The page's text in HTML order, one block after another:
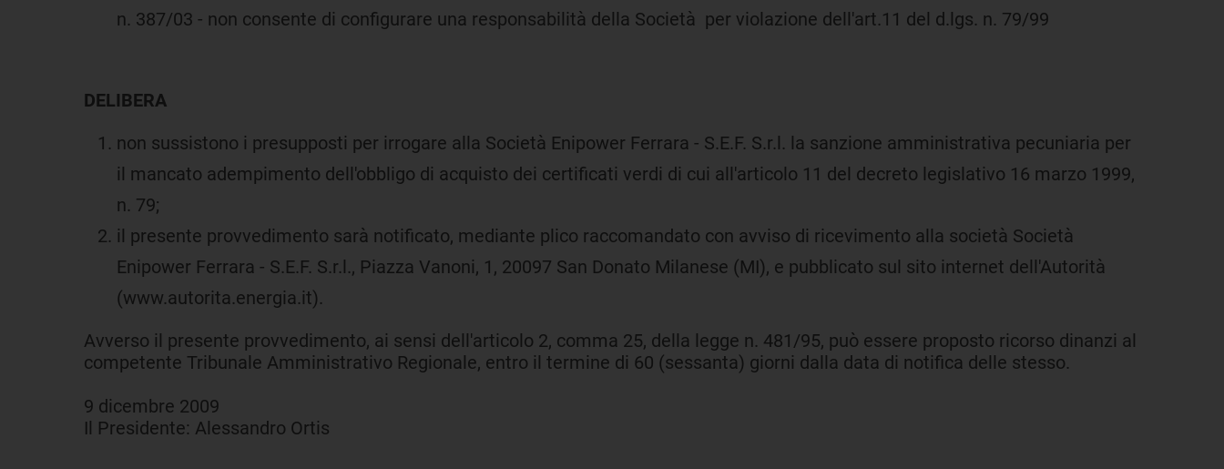
n. 387/03 - non consente di configurare una responsabilità della Società per violazione dell'art.11 del d.lgs. n. 79/99
DELIBERA
non sussistono i presupposti per irrogare alla Società Enipower Ferrara - S.E.F. S.r.l. la sanzione amministrativa pecuniaria per
il mancato adempimento dell'obbligo di acquisto dei certificati verdi di cui all'articolo 11 del decreto legislativo 16 marzo 1999,
n. 79;
il presente provvedimento sarà notificato, mediante plico raccomandato con avviso di ricevimento alla società Società
Enipower Ferrara - S.E.F. S.r.l., Piazza Vanoni, 1, 20097 San Donato Milanese (MI), e pubblicato sul sito internet dell'Autorità
(www.autorita.energia.it).
Avverso il presente provvedimento, ai sensi dell'articolo 2, comma 25, della legge n. 481/95, può essere proposto ricorso dinanzi al
competente Tribunale Amministrativo Regionale, entro il termine di 60 (sessanta) giorni dalla data di notifica delle stesso.
9 dicembre 2009
Il Presidente: Alessandro Ortis